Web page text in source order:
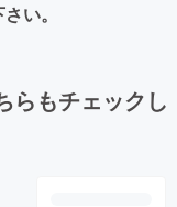
い。
らもチェックし